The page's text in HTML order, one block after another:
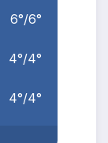
6°/6°
4°/4°
4°/4°